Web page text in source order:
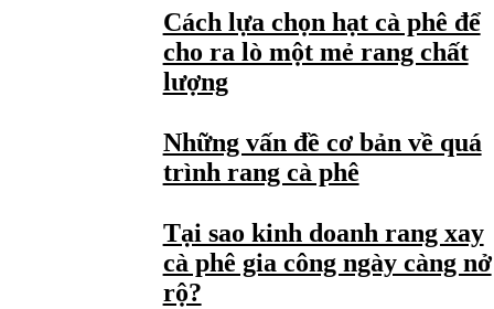
Cách lựa chọn hạt cà phê để
cho ra lò một mẻ rang chất
lượng
Những vấn đề cơ bản về quá
trình rang cà phê
Tại sao kinh doanh rang xay
cà phê gia công ngày càng nở
rộ?